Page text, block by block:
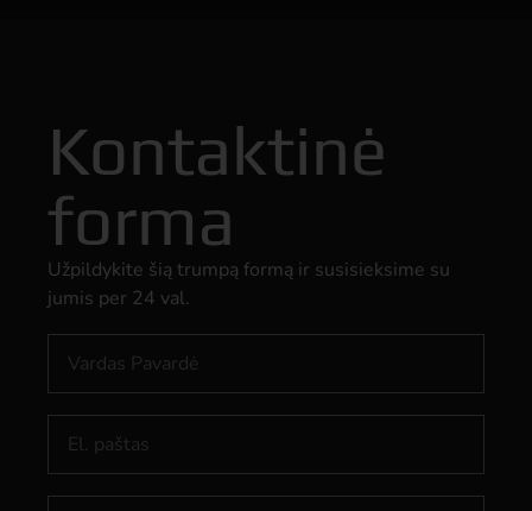
Kontaktinė
forma
Užpildykite šią trumpą formą ir susisieksime su
jumis per 24 val.